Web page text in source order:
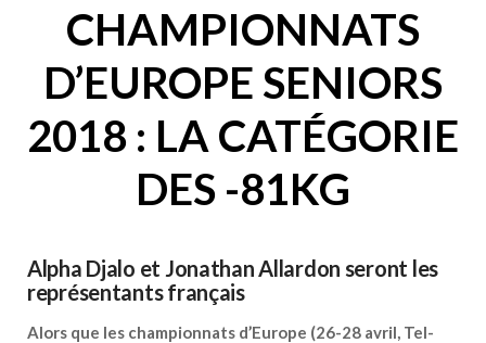
CHAMPIONNATS
D’EUROPE SENIORS
2018 : LA CATÉGORIE
DES -81KG
Alpha Djalo et Jonathan Allardon seront les
représentants français
Alors que les championnats d’Europe (26-28 avril, Tel-